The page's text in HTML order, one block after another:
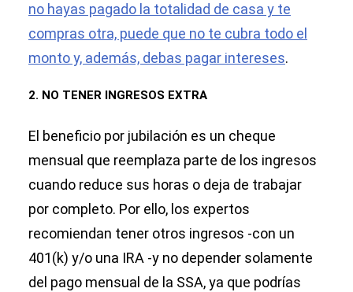
no hayas pagado la totalidad de casa y te
compras otra, puede que no te cubra todo el
monto y, además, debas pagar intereses.
2. NO TENER INGRESOS EXTRA
El beneficio por jubilación es un cheque
mensual que reemplaza parte de los ingresos
cuando reduce sus horas o deja de trabajar
por completo. Por ello, los expertos
recomiendan tener otros ingresos -con un
401(k) y/o una IRA -y no depender solamente
del pago mensual de la SSA, ya que podrías